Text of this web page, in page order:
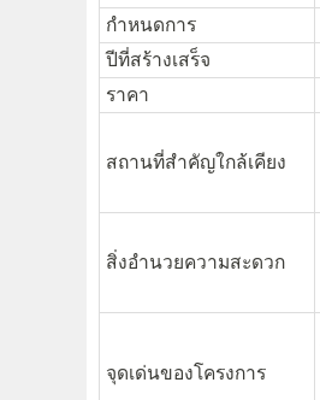
กำหนดการ
ปีที่สร้างเสร็จ
ราคา
สถานที่สำคัญใกล้เคียง
สิ่งอำนวยความสะดวก
จุดเด่นของโครงการ